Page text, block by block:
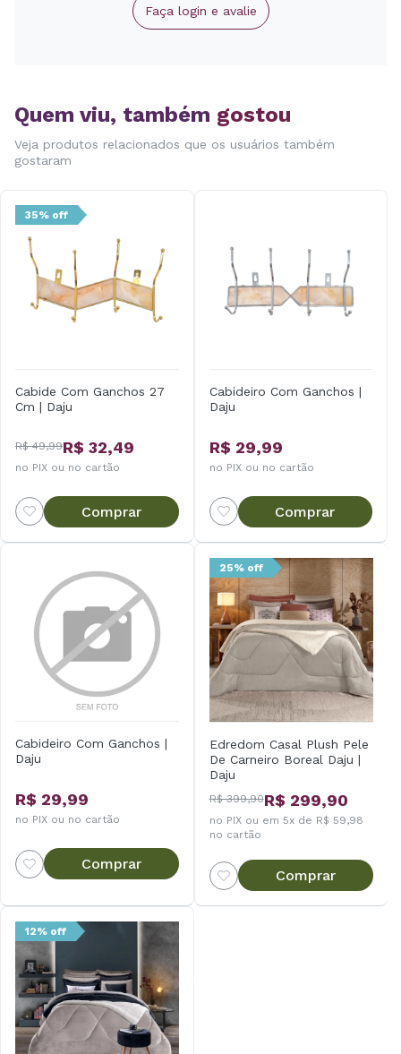
Faça login e avalie
Quem viu, também gostou
Veja produtos relacionados que os usuários também
gostaram
35% off
Cabide Com Ganchos 27
Cm | Daju
R$ 49,99R$ 32,49
no PIX ou no cartão
Comprar
Cabideiro Com Ganchos |
Daju
R$ 29,99
no PIX ou no cartão
Comprar
Cabideiro Com Ganchos |
Daju
R$ 29,99
no PIX ou no cartão
Comprar
25% off
Edredom Casal Plush Pele
De Carneiro Boreal Daju |
Daju
R$ 399,90R$ 299,90
no PIX ou em 5x de R$ 59,98
no cartão
Comprar
12% off